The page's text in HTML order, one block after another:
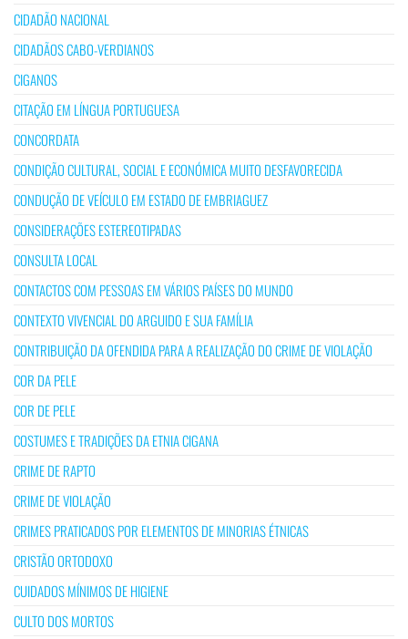
CIDADÃO NACIONAL
CIDADÃOS CABO-VERDIANOS
CIGANOS
CITAÇÃO EM LÍNGUA PORTUGUESA
CONCORDATA
CONDIÇÃO CULTURAL, SOCIAL E ECONÓMICA MUITO DESFAVORECIDA
CONDUÇÃO DE VEÍCULO EM ESTADO DE EMBRIAGUEZ
CONSIDERAÇÕES ESTEREOTIPADAS
CONSULTA LOCAL
CONTACTOS COM PESSOAS EM VÁRIOS PAÍSES DO MUNDO
CONTEXTO VIVENCIAL DO ARGUIDO E SUA FAMÍLIA
CONTRIBUIÇÃO DA OFENDIDA PARA A REALIZAÇÃO DO CRIME DE VIOLAÇÃO
COR DA PELE
COR DE PELE
COSTUMES E TRADIÇÕES DA ETNIA CIGANA
CRIME DE RAPTO
CRIME DE VIOLAÇÃO
CRIMES PRATICADOS POR ELEMENTOS DE MINORIAS ÉTNICAS
CRISTÃO ORTODOXO
CUIDADOS MÍNIMOS DE HIGIENE
CULTO DOS MORTOS